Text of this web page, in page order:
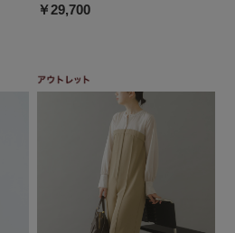
￥29,700